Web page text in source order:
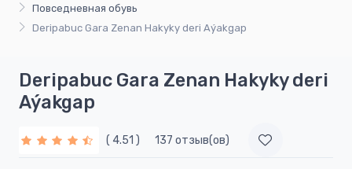
Повседневная обувь
Deripabuc Gara Zenan Hakyky deri Aýakgap
Deripabuc Gara Zenan Hakyky deri
Aýakgap
( 4.51 ) 137 отзыв(ов)